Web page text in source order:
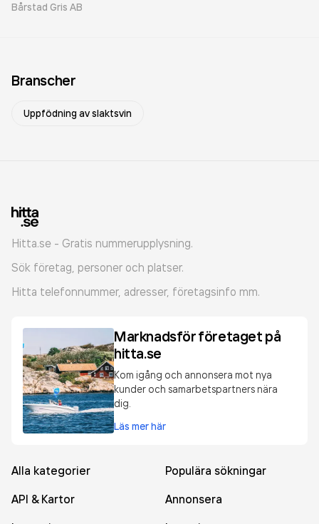
Bårstad Gris AB
Branscher
Uppfödning av slaktsvin
Hitta.se - Gratis nummerupplysning.
Sök företag, personer och platser.
Hitta telefonnummer, adresser, företagsinfo mm.
Marknadsför företaget på
hitta.se
Kom igång och annonsera mot nya
kunder och samarbetspartners nära
dig.
Läs mer här
Alla kategorier
Populära sökningar
API & Kartor
Annonsera